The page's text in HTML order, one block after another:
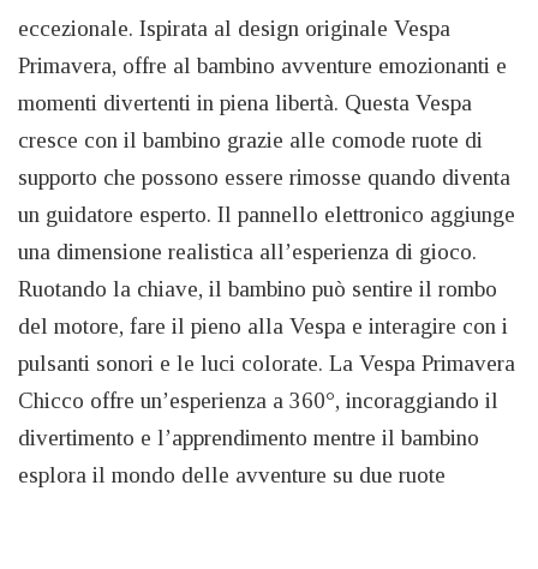
eccezionale. Ispirata al design originale Vespa
Primavera, offre al bambino avventure emozionanti e
momenti divertenti in piena libertà. Questa Vespa
cresce con il bambino grazie alle comode ruote di
supporto che possono essere rimosse quando diventa
un guidatore esperto. Il pannello elettronico aggiunge
una dimensione realistica all’esperienza di gioco.
Ruotando la chiave, il bambino può sentire il rombo
del motore, fare il pieno alla Vespa e interagire con i
pulsanti sonori e le luci colorate. La Vespa Primavera
Chicco offre un’esperienza a 360°, incoraggiando il
divertimento e l’apprendimento mentre il bambino
esplora il mondo delle avventure su due ruote